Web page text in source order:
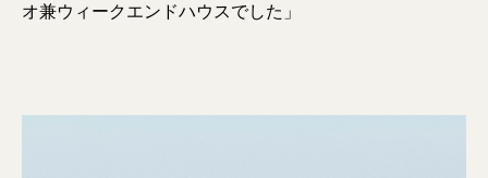
オ兼ウィークエンドハウスでした」